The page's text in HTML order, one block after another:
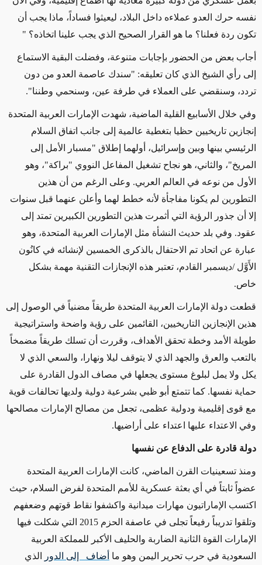
نفسه حرك العدو عملاءه داخل البلاد، ليعيثوا فساداً، ماذا يجب أن
تكون ردة فعلنا؟ ما هو القرار الصحيح الذي يجب علينا اتخاذه؟ "
أجاب بعض من الحضور بإجابات متنوعة، وفضلت البقية الاستماع
إلى رأي الشيخ الذي كان تعليقه: "سندك عاصمة العدو من دون
تردد، وسنقضي على العملاء في طرفة عين، وسنحمي وطننا".
وفي خلال الأسابيع القلية الماضية، شهدت الإمارات العربية المتحدة
إنجازين تاريخيين حظيا بتغطية عالمية إلى جانب اتفاق السلام
الرئيسي بينها وبين وإسرائيل، أولهما إطلاق "مسبار الأمل إلى
المريخ"، والثاني، هو نجاح تشغيل المفاعل النووي "براكة"، وهو
الأول من نوعه في العالم العربي. وعلى الرغم من أن هذين
التطورين لم يكونا مفاجأة لأنه خطط لهما وأعلن عنهما قبل سنوات
إلا أن جذور الرؤية التي أثمرت هذين التطورين الكبيرين تمتد إلى
عقود. وفي بلد حديث النشأة مثل الإمارات العربية المتحدة، وهو
عبارة عن اتحاد تم الاحتفال بالذكرى الخمسين لإنشائه في كانُون
الأَوَّل/ديسمبر القادم، تعتبر هذه الإنجازات التقنية مهمة بشكل
خاص.
قطعت دولة الإمارات العربية المتحدة طريقاً مضنياً في الوصول إلى
هذين الإنجازين التاريخيين، القائمين على رؤية واضحة واستراتيجية
طويلة الأمد وخطة تحقق الأهداف، وقررت أن تسلك طريقاً مضمخاً
بالتعب والعرق والجهد الذي لا يتوقف ليلا ونهارا، والسعي الذي لا
يكل ولا يمل لبلوغ مستوى يجعلها في مصاف الدول القادرة على
حماية نفسها. كما تتمتع أبو ظبي بشرعية دولية ولديها تحالفات قوية
مع قوى إقليمية ودولية عظمى، تجعل من مصالح الإمارات مصالحها
وفي الاعتداء عليها اعتداء على أراضيها.
دولة قادرة على الدفاع عن نفسها
ومنذ تسعينيات القرن الماضي، كانت الإمارات العربية المتحدة
عضواً ثابتاً في أي بعثة عسكرية للأمم المتحدة لفرض السلام، حيث
اكتسب الإماراتيون مهارات ميدانية واكشفوا نقاط قوتهم وضعفهم
وتلقوا تدريباً رفيعاً تجلى في عاصفة الحزم 2015 التي شكلت فيها
الإمارات القوة الثانية الضاربة والحليف الأكبر للمملكة العربية
السعودية في حرب تحرير اليمن وهو ما أضاف إلى الدور
الذي